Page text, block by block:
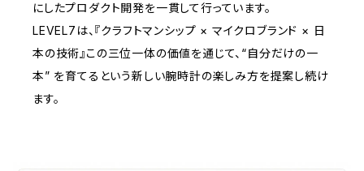
にしたプロダクト開発を一貫して行っています。
LEVEL7は、『クラフトマンシップ × マイクロブランド × 日
本の技術』この三位一体の価値を通じて、“自分だけの一
本” を育てるという新しい腕時計の楽しみ方を提案し続け
ます。